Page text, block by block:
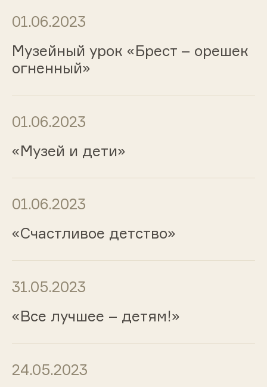
01.06.2023
Музейный урок «Брест – орешек
огненный»
01.06.2023
«Музей и дети»
01.06.2023
«Счастливое детство»
31.05.2023
«Все лучшее – детям!»
24.05.2023